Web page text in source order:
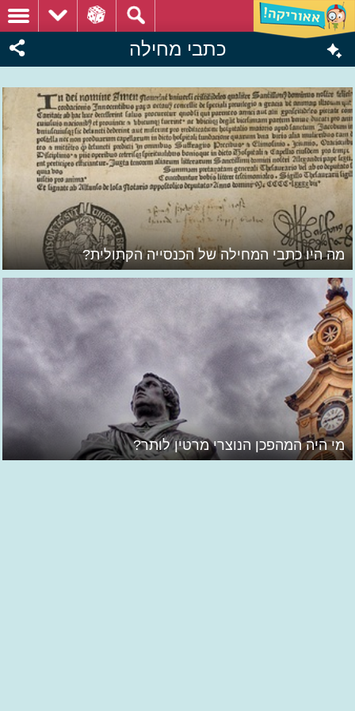
כתבי מחילה
מה היו כתבי המחילה של הכנסייה הקתולית?
מי היה המהפכן הנוצרי מרטין לותר?